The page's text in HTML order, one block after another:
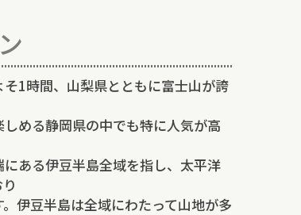
1時間、山梨県とともに富士山が誇
める静岡県の中でも特に人気が高
ある伊豆半島全域を指し、太平洋
伊豆半島は全域にわたって山地が多